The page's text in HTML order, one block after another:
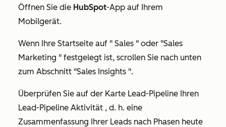
Öffnen Sie die HubSpot-App auf Ihrem
Mobilgerät.
Wenn Ihre Startseite auf " Sales " oder "Sales
Marketing " festgelegt ist, scrollen Sie nach unten
zum Abschnitt "Sales Insights ".
Überprüfen Sie auf der Karte Lead-Pipeline Ihren
Lead-Pipeline Aktivität , d. h. eine
Zusammenfassung Ihrer Leads nach Phasen heute